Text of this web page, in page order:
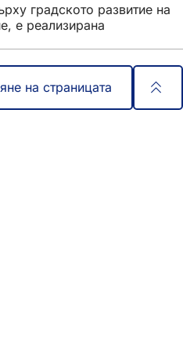
градското развитие на
е реализирана
на страницата